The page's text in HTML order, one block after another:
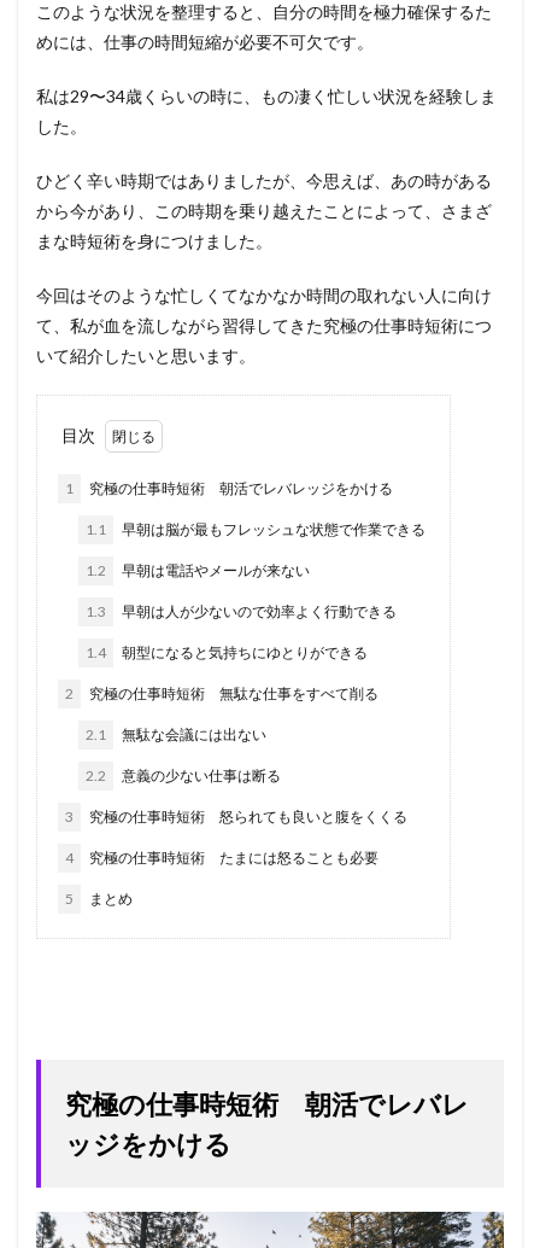
このような状況を整理すると、自分の時間を極力確保するた
めには、仕事の時間短縮が必要不可欠です。
私は29〜34歳くらいの時に、もの凄く忙しい状況を経験しま
した。
ひどく辛い時期ではありましたが、今思えば、あの時がある
から今があり、この時期を乗り越えたことによって、さまざ
まな時短術を身につけました。
今回はそのような忙しくてなかなか時間の取れない人に向け
て、私が血を流しながら習得してきた究極の仕事時短術につ
いて紹介したいと思います。
目次
1 究極の仕事時短術 朝活でレバレッジをかける
1.1 早朝は脳が最もフレッシュな状態で作業できる
1.2 早朝は電話やメールが来ない
1.3 早朝は人が少ないので効率よく行動できる
1.4 朝型になると気持ちにゆとりができる
2 究極の仕事時短術 無駄な仕事をすべて削る
2.1 無駄な会議には出ない
2.2 意義の少ない仕事は断る
3 究極の仕事時短術 怒られても良いと腹をくくる
4 究極の仕事時短術 たまには怒ることも必要
5 まとめ
究極の仕事時短術 朝活でレバレ
ッジをかける